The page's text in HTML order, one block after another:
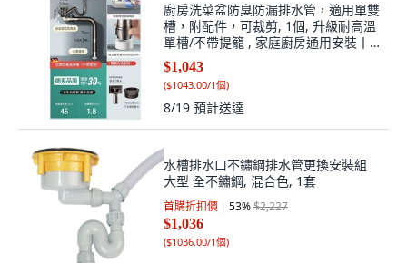
廚房洗菜盆防臭防漏排水管，適用單雙
槽，附配件，可裁剪, 1個, 升級耐高溫
單槽/不帶提籠 , 家庭廚房通用安裝丨
生鏽漏水免費換新
$1,043
($1043.00/1個)
8/19 預計送達
水槽排水口不鏽鋼排水管更換安裝組
大型 全不鏽鋼, 混合色, 1套
首購折扣價 53%$2,227
$1,036
($1036.00/1個)